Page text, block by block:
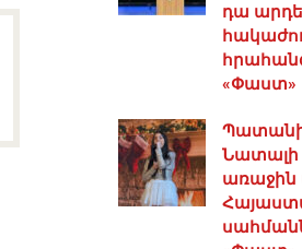
դա
հրահանգ
«Փաստ»
Պատանի
Նատալի
առաջին